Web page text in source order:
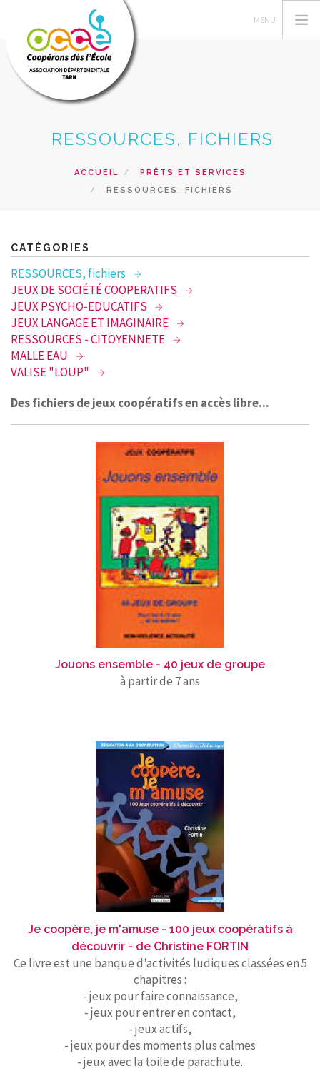
ESPACE MANDATAIRE
PROJETS DANS LES CLASSES
PRETS
RECHERCHER
CONTACT
RESSOURCES, FICHIERS
ACCUEIL
PRÊTS ET SERVICES
RESSOURCES, FICHIERS
CATÉGORIES
RESSOURCES, fichiers
JEUX DE SOCIÉTÉ COOPERATIFS
JEUX PSYCHO-EDUCATIFS
JEUX LANGAGE ET IMAGINAIRE
RESSOURCES - CITOYENNETE
MALLE EAU
VALISE "LOUP"
Des fichiers de jeux coopératifs en accès libre...
Jouons ensemble - 40 jeux de groupe
à partir de 7 ans
Je coopère, je m'amuse - 100 jeux coopératifs à
découvrir - de Christine FORTIN
Ce livre est une banque d’activités ludiques classées en 5
chapitres :
- jeux pour faire connaissance,
- jeux pour entrer en contact,
- jeux actifs,
- jeux pour des moments plus calmes
- jeux avec la toile de parachute.